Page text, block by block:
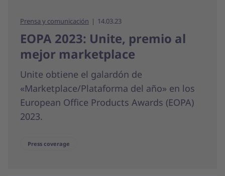
Prensa y comunicación 14.03.23
EOPA 2023: Unite, premio al
mejor marketplace
Unite obtiene el galardón de
«Marketplace/Plataforma del año» en los
European Office Products Awards (EOPA)
2023.
Press coverage